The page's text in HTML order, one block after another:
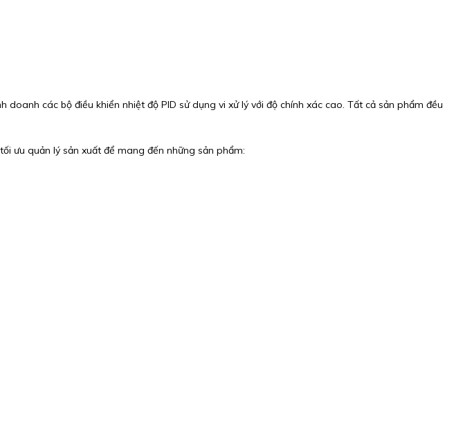
các bộ điều khiển nhiệt độ PID sử dụng vi xử lý với độ chính xác cao. Tất cả sản phẩm đều
ưu quản lý sản xuất để mang đến những sản phẩm: